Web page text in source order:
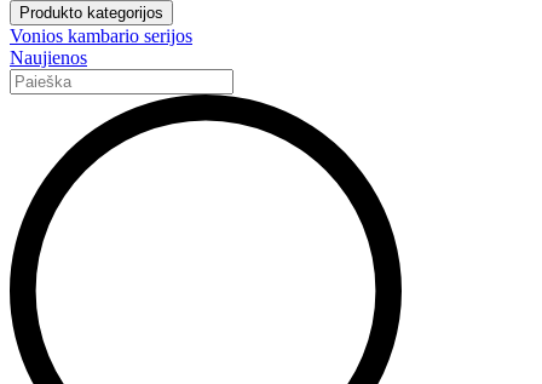
Produkto kategorijos
Vonios kambario serijos
Naujienos